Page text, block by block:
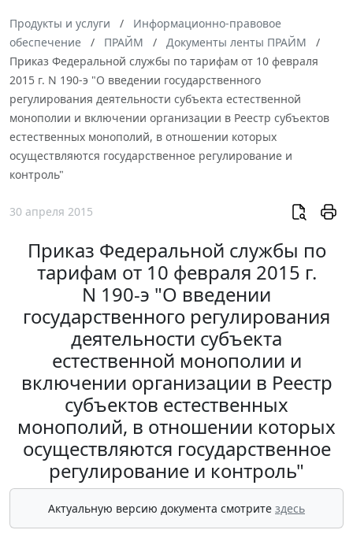
Продукты и услуги
Информационно-правовое
обеспечение
ПРАЙМ
Документы ленты ПРАЙМ
Приказ Федеральной службы по тарифам от 10 февраля
2015 г. N 190-э "О введении государственного
регулирования деятельности субъекта естественной
монополии и включении организации в Реестр субъектов
естественных монополий, в отношении которых
осуществляются государственное регулирование и
контроль"
30 апреля 2015
Приказ Федеральной службы по
тарифам от 10 февраля 2015 г.
N 190-э "О введении
государственного регулирования
деятельности субъекта
естественной монополии и
включении организации в Реестр
субъектов естественных
монополий, в отношении которых
осуществляются государственное
регулирование и контроль"
Актуальную версию документа смотрите здесь